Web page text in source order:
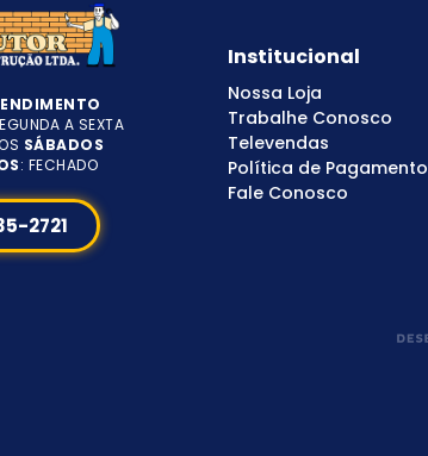
A SEXTA
SÁBADOS
: FECHADO
2721
Institucional
Nossa Loja
Trabalhe Conosco
Televendas
Política de Pagamento
Fale Conosco